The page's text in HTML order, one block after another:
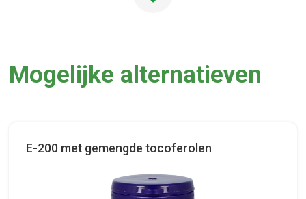
Mogelijke alternatieven
E-200 met gemengde tocoferolen